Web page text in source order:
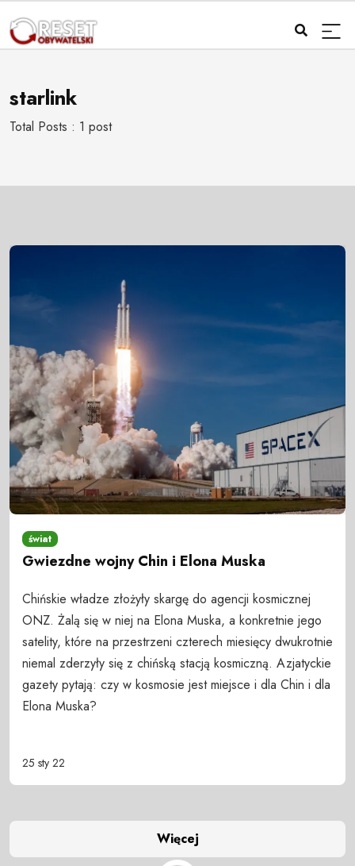
starlink
Total Posts : 1 post
świat
Gwiezdne wojny Chin i Elona Muska
Chińskie władze złożyły skargę do agencji kosmicznej
ONZ. Żalą się w niej na Elona Muska, a konkretnie jego
satelity, które na przestrzeni czterech miesięcy dwukrotnie
niemal zderzyły się z chińską stacją kosmiczną. Azjatyckie
gazety pytają: czy w kosmosie jest miejsce i dla Chin i dla
Elona Muska?
25 sty 22
Więcej